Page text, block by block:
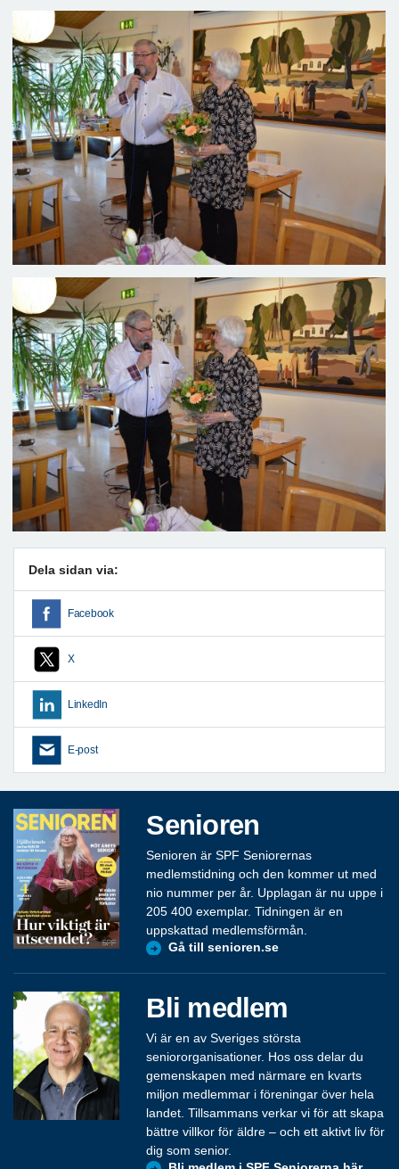
Dela sidan via:
Facebook
X
LinkedIn
E-post
Senioren
Senioren är SPF Seniorernas
medlemstidning och den kommer ut med
nio nummer per år. Upplagan är nu uppe i
205 400 exemplar. Tidningen är en
uppskattad medlemsförmån.
Gå till senioren.se
Bli medlem
Vi är en av Sveriges största
seniororganisationer. Hos oss delar du
gemenskapen med närmare en kvarts
miljon medlemmar i föreningar över hela
landet. Tillsammans verkar vi för att skapa
bättre villkor för äldre – och ett aktivt liv för
dig som senior.